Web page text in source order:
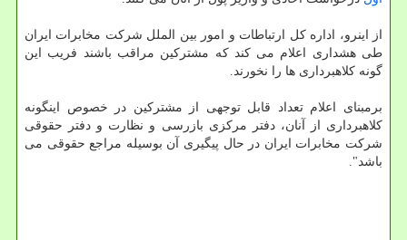
از اینرو، اداره كل ارتباطات و امور بین الملل شركت مخابرات ایران
طی هشداری اعلام می كند كه مشتركین مراقب باشند فریب این
گونه كلاهبرداری ها را نخورند.
برمبنای اعلام تعداد قابل توجهی از مشتركین در خصوص اینگونه
كلاهبرداری از آنان، دفتر مركزی بازرسی و نظارت و دفتر حقوقی
شركت مخابرات ایران در حال پیگیری آن بوسیله مراجع حقوقی می
باشد".